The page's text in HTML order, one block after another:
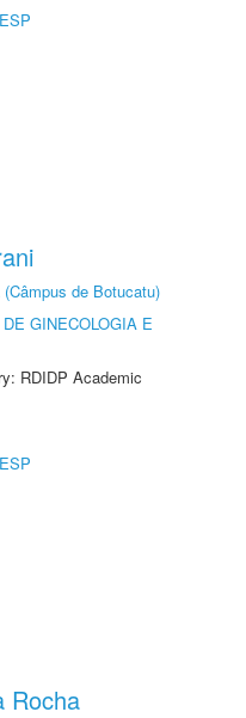
de Botucatu)
GINECOLOGIA E
RDIDP Academic
Rocha